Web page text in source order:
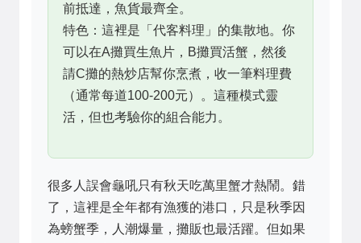
前抵達，魚貨最齊全。
特色：這裡是「代客料理」的集散地。你
可以在A攤買生魚片，B攤買活蟹，然後
請C攤的熱炒店幫你烹煮，收一筆料理費
（通常每道100-200元）。這種模式靈
活，但也考驗你的組合能力。
很多人誤會龜吼只有秋天吃萬里蟹才熱鬧。錯
了，這裡是全年都有漁獲的港口，只是秋季因
為螃蟹季，人潮爆量，攤販也最活躍。但如果